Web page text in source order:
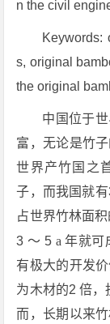
n the civil
Keywords:
s, original
the original
中国位于
富，无论是竹
世界产竹国之
子，而我国就
占世界竹林面
3 ～ 5 a 年就可
有极大的开发
为木材的2 倍，
而，长期以来